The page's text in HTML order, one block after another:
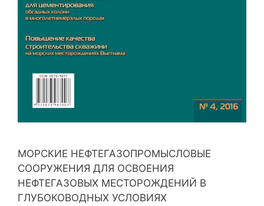
МОРСКИЕ НЕФТЕГАЗОПРОМЫСЛОВЫЕ
СООРУЖЕНИЯ ДЛЯ ОСВОЕНИЯ
НЕФТЕГАЗОВЫХ МЕСТОРОЖДЕНИЙ В
ГЛУБОКОВОДНЫХ УСЛОВИЯХ